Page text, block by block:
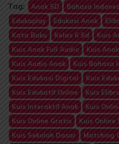
Tag: Anak SD Bahasa
Edukaplay
Edukasi Anak
Kata Baku
Kelas 6 Sd
Kuis
Kuis Anak Full Audio
Kuis
Kuis Audio Anak
Kuis Bahasa
Kuis Edukasi Digital
Kuis
Kuis Edukatif Online
Kuis
Kuis Interaktif Anak
Kuis
Kuis Online Gratis
Kuis Online
Kuis Sekolah Dasar
Matching